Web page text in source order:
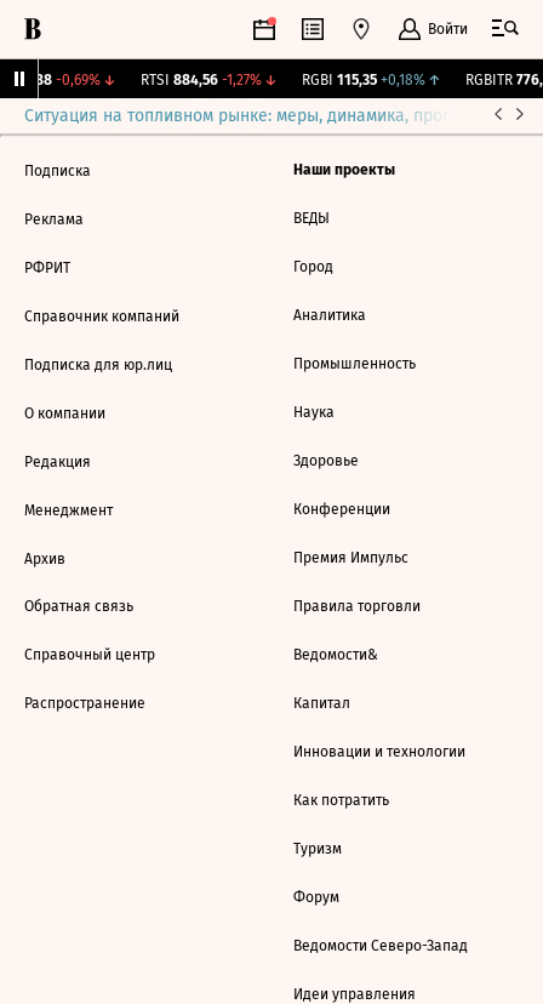
Войти
285,88 -0,69%↓ RTSI 884,56 -1,27%↓ RGBI 115,35 +0,18%↑ RGBITR
Ситуация на топливном рынке: меры, динамика, прогнозы
Подписка
Реклама
РФРИТ
Справочник компаний
Подписка для юр.лиц
О компании
Редакция
Менеджмент
Архив
Обратная связь
Справочный центр
Распространение
Наши проекты
ВЕДЫ
Город
Аналитика
Промышленность
Наука
Здоровье
Конференции
Премия Импульс
Правила торговли
Ведомости&
Капитал
Инновации и технологии
Как потратить
Туризм
Форум
Ведомости Северо-Запад
Идеи управления